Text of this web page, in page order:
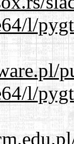
l/
l/